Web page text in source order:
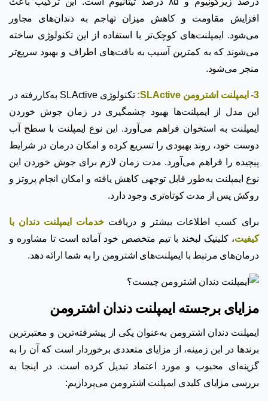
افزایش مقاومت و کاهش میزان تهاجم به دندان‌های مجاور
می‌شود. ایمپلنت‌های کوچک‌تر با استفاده از این تکنولوژی ساخته
می‌شوند که به کمترین آسیب به بافت‌های اطراف و بهبود سریع‌تر
منجر می‌شود.
3- ایمپلنت اشترومن SLActive:
تکنولوژی SLActive به‌کاررفته در
این مدل از ایمپلنت‌ها بهبود چشمگیری در زمان جوش خوردن
ایمپلنت به استخوان فراهم می‌آورد. این نوع ایمپلنت با سطح آب
دوست خود، روند بهبودی را تسریع کرده و امکان درمان در شرایط
پیچیده را فراهم می‌آورد. مدت زمان لازم برای جوش خوردن این
نوع ایمپلنت به‌طور قابل توجهی کاهش یافته و امکان انجام پروتز و
روکش پس از مدت کوتاه‌تری وجود دارد.
برای کسب اطلاعات بیشتر و دریافتخدمات ایمپلنت دندان با
کیفیت، کلینیک لبخند با تیم متخصص خود آماده است تا مشاوره و
درمان‌های مرتبط با ایمپلنت‌های اشترومن را به شما ارائه دهد.
مزایای برجسته ایمپلنت دندان اشترومن
ایمپلنت دندان اشترومن به‌عنوان یکی از پیشرفته‌ترین و معتبرترین
برندها در ابن زمینه، از مزایای متعددی برخوردار است که آن را به
گزینه‌ای محبوب و مورد اعتماد تبدیل کرده است. در اینجا به
بررسی مزایای کلیدی ایمپلنت اشترومن می‌پردازیم: